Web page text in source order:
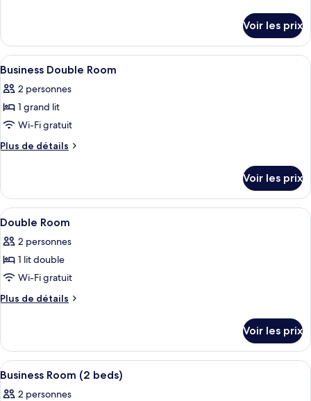
chambre :
Memory
Foam
Twin
Room
le
type
de
Memory
Foam
Room
Voir les prix
Afficher
toutes
les
photos
pour
ce
chambre :
Business
Double
Room
9
Business Double Room
2 personnes
1 grand lit
Wi-Fi gratuit
Plus de détails
Plus
le
type
de
Business
Double
Voir les prix
Afficher
toutes
les
photos
pour
ce
chambre :
Double
Room
5
Double Room
2 personnes
1 lit double
Wi-Fi gratuit
Plus de détails
Plus
le
type
de
Double
Voir les prix
Afficher
toutes
3
Business Room (2 beds)
2 personnes